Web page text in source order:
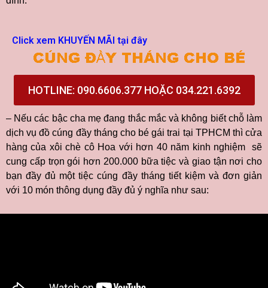
Click xem KHUYẾN MÃI tại đây
HOTLINE: 090.6606.377 HOẶC 034.221.6392
– Nếu các bậc cha mẹ đang thắc mắc và không biết chỗ làm
dịch vụ đồ cúng đầy tháng cho bé gái trai tại TPHCM thì cửa
hàng của xôi chè cô Hoa với hơn 40 năm kinh nghiệm sẽ
cung cấp trọn gói hơn 200.000 bữa tiệc và giao tận nơi cho
bạn đầy đủ một tiệc cúng đầy tháng tiết kiệm và đơn giản
với 10 món thông dụng đầy đủ ý nghĩa như sau: